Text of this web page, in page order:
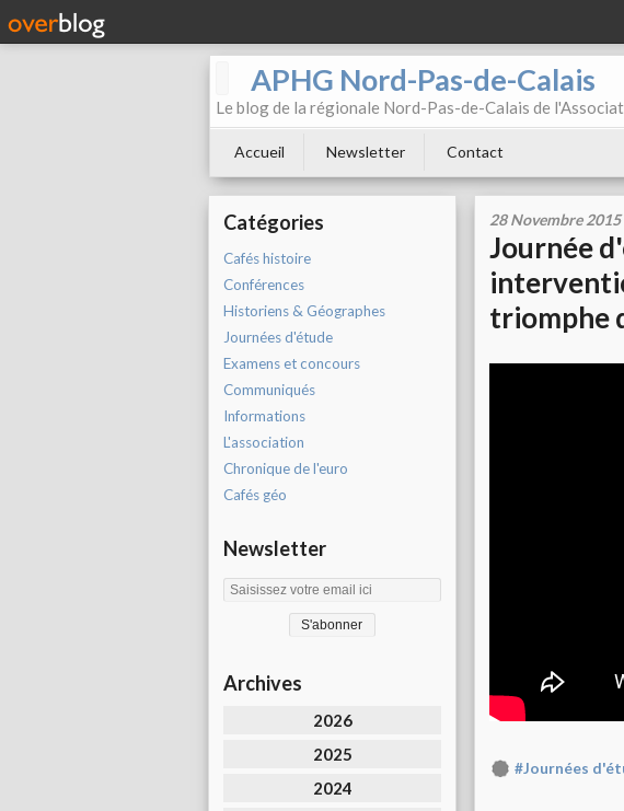
APHG Nord-Pas-de-Calais
Le blog de la régionale Nord-Pas-de-Calais de
Accueil Newsletter Contact
Catégories
Cafés histoire
Conférences
Historiens & Géographes
Journées d'étude
Examens et concours
Communiqués
Informations
L'association
Chronique de l'euro
Cafés géo
Newsletter
Archives
2026
2025
2024
28 Novembre 2015
Journée
triomphe
#Journées